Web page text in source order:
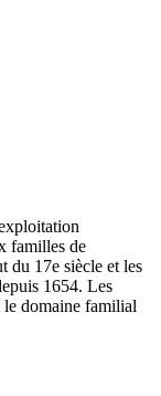
familles de
du 17e siècle et les
1654. Les
domaine familial